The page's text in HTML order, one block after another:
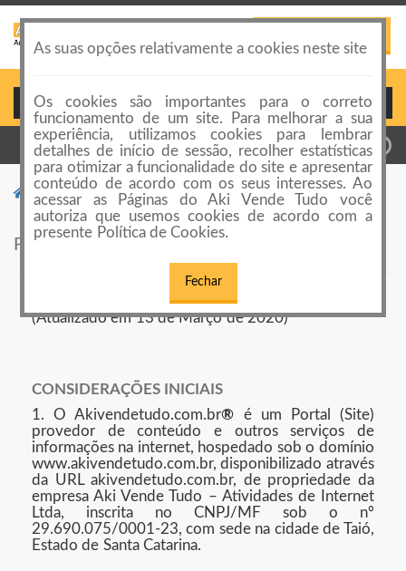
navigation
Login ou Cadastro
Política de Privacidade
POLÍTICA DE PRIVACIDADE
(Atualizado em 13 de Março de 2020)
CONSIDERAÇÕES INICIAIS
1. O Akivendetudo.com.br® é um Portal (Site)
provedor de conteúdo e outros serviços de
informações na internet, hospedado sob o domínio
www.akivendetudo.com.br, disponibilizado através
da URL akivendetudo.com.br, de propriedade da
empresa Aki Vende Tudo – Atividades de Internet
Ltda, inscrita no CNPJ/MF sob o nº
29.690.075/0001-23, com sede na cidade de Taió,
Estado de Santa Catarina.
As suas opções relativamente a cookies neste site
Os cookies são importantes para o correto
funcionamento de um site. Para melhorar a sua
experiência, utilizamos cookies para lembrar
detalhes de início de sessão, recolher estatísticas
para otimizar a funcionalidade do site e apresentar
conteúdo de acordo com os seus interesses. Ao
acessar as Páginas do Aki Vende Tudo você
autoriza que usemos cookies de acordo com a
presente Política de Cookies.
Fechar